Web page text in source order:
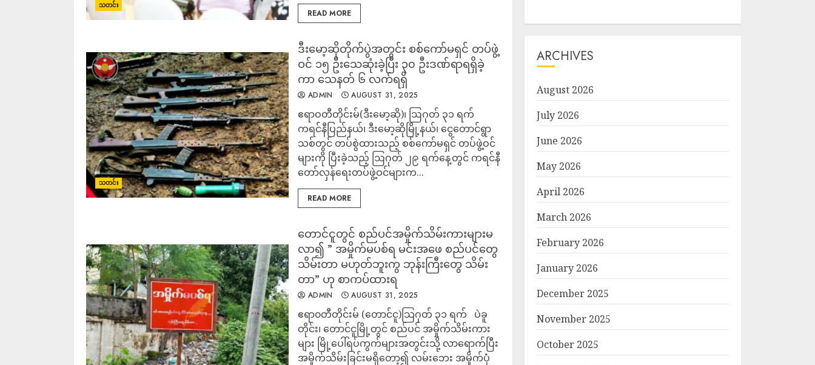
သတင်း
READ MORE
သတင်း
ဒီးမော့ဆိုတိုက်ပွဲအတွင်း စစ်ကော်မရှင် တပ်ဖွဲ့
ဝင် ၁၅ ဦးသေဆုံးခဲ့ပြီး ၃၀ ဦးဒဏ်ရာရရှိခဲ့
ကာ သေနတ် ၆ လက်ရရှိ
ADMIN AUGUST 31, 2025
ဧရာဝတီတိုင်းမ်(ဒီးမော့ဆို)၊ ဩဂုတ် ၃၁ ရက်
ကရင်နီပြည်နယ်၊ ဒီးမော့ဆိုမြို့နယ်၊ ငွေတောင်ရွာ
သစ်တွင် တပ်စွဲထားသည့် စစ်ကော်မရှင် တပ်ဖွဲ့ဝင်
များကို ပြီးခဲ့သည့် ဩဂုတ် ၂၉ ရက်နေ့တွင် ကရင်နီ
တော်လှန်ရေးတပ်ဖွဲ့ဝင်များက...
READ MORE
တောင်ငူတွင် စည်ပင်အမှိုက်သိမ်းကားများမ
လာ၍ ” အမှိုက်မပစ်ရ မင်းအဖေ စည်ပင်တွေ
သိမ်းတာ မဟုတ်ဘူးကွ ဘုန်းကြီးတွေ သိမ်း
တာ” ဟု စာကပ်ထားရ
ADMIN AUGUST 31, 2025
ဧရာ၀တီတိုင်းမ် (တောင်ငူ)သြဂုတ် ၃၁ ရက် ပဲခူ
တိုင်း၊ တောင်ငူမြို့တွင် စည်ပင် အမှိုက်သိမ်းကား
များ မြို့ပေါ်ရပ်ကွက်များအတွင်းသို့ လာရောက်ပြီး
အမှိုက်သိမ်းခြင်းမရှိတော့၍ လမ်းဘေး အမှိုက်ပုံ
ARCHIVES
August 2026
July 2026
June 2026
May 2026
April 2026
March 2026
February 2026
January 2026
December 2025
November 2025
October 2025